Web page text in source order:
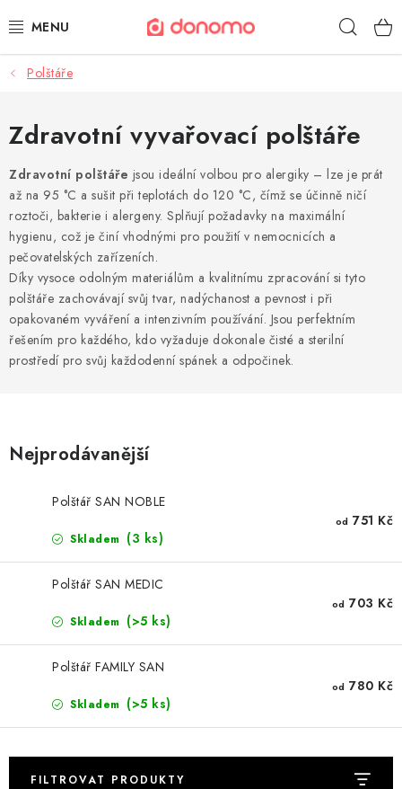
na
POLŠTÁŘE A PŘIKRÝVKY
MATRACE A TOPPERY
NÁBYTEK
OBLEČENÍ A OBUV
POVLEČENÍ A PROSTĚRADLA
TEXTIL A KOBERCE
POSTELE A ROŠTY
Kontakty
Doprava a platba
Spolupráce s námi
Podmínky ochrany osobních údajů
Polštáře
Zdravotní vyvařovací polštáře
Zdravotní polštáře jsou ideální volbou pro alergiky – lze je prát
až na 95 °C a sušit při teplotách do 120 °C, čímž se účinně ničí
roztoči, bakterie i alergeny. Splňují požadavky na maximální
hygienu, což je činí vhodnými pro použití v nemocnicích a
pečovatelských zařízeních.
Díky vysoce odolným materiálům a kvalitnímu zpracování si tyto
polštáře zachovávají svůj tvar, nadýchanost a pevnost i při
opakovaném vyváření a intenzivním používání. Jsou perfektním
řešením pro každého, kdo vyžaduje dokonale čisté a sterilní
prostředí pro svůj každodenní spánek a odpočinek.
Nejprodávanější
Polštář SAN NOBLE
Skladem (3 ks)
od 751 Kč
Polštář SAN MEDIC
Skladem (>5 ks)
od 703 Kč
Polštář FAMILY SAN
Skladem (>5 ks)
od 780 Kč
FILTROVAT PRODUKTY